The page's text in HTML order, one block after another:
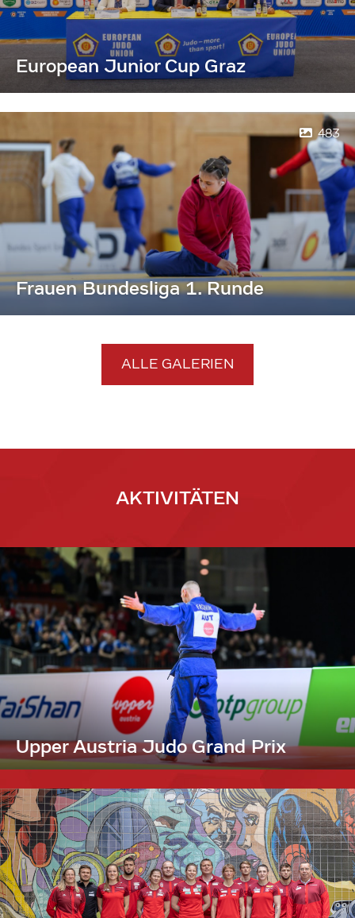
European Junior Cup Graz
483
Frauen Bundesliga 1. Runde
ALLE GALERIEN
AKTIVITÄTEN
Upper Austria Judo Grand Prix